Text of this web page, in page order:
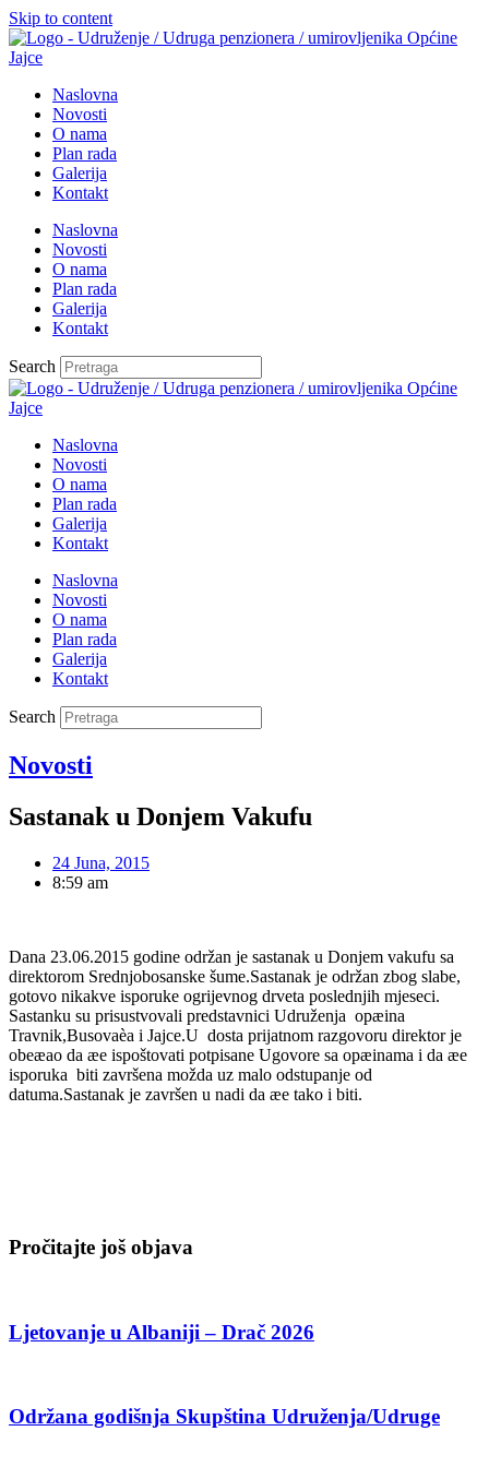
Skip to content
Naslovna
Novosti
O nama
Plan rada
Galerija
Kontakt
Naslovna
Novosti
O nama
Plan rada
Galerija
Kontakt
Search
Naslovna
Novosti
O nama
Plan rada
Galerija
Kontakt
Naslovna
Novosti
O nama
Plan rada
Galerija
Kontakt
Search
Novosti
Sastanak u Donjem Vakufu
24 Juna, 2015
8:59 am
Dana 23.06.2015 godine održan je sastanak u Donjem vakufu sa
direktorom Srednjobosanske šume.Sastanak je održan zbog slabe,
gotovo nikakve isporuke ogrijevnog drveta poslednjih mjeseci.
Sastanku su prisustvovali predstavnici Udruženja opæina
Travnik,Busovaèa i Jajce.U dosta prijatnom razgovoru direktor je
obeæao da æe ispoštovati potpisane Ugovore sa opæinama i da æe
isporuka biti završena možda uz malo odstupanje od
datuma.Sastanak je završen u nadi da æe tako i biti.
Pročitajte još objava
Ljetovanje u Albaniji – Drač 2026
Održana godišnja Skupština Udruženja/Udruge